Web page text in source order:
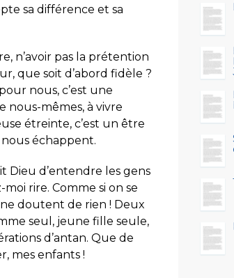
sa différence et sa
n’avoir pas la prétention
que soit d’abord fidèle ?
nous, c’est une
nous-mêmes, à vivre
étreinte, c’est un être
échappent.
Dieu d’entendre les gens
rire. Comme si on se
doutent de rien ! Deux
seul, jeune fille seule,
d’antan. Que de
mes enfants !